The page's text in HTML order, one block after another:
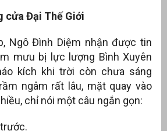
cửa Đại Thế Giới
Ngô Đình Diệm nhận được tin
mưu bị lực lượng Bình Xuyên
kích khi trời còn chưa sáng
ngâm rất lâu, mặt quay vào
chỉ nói một câu ngắn gọn: